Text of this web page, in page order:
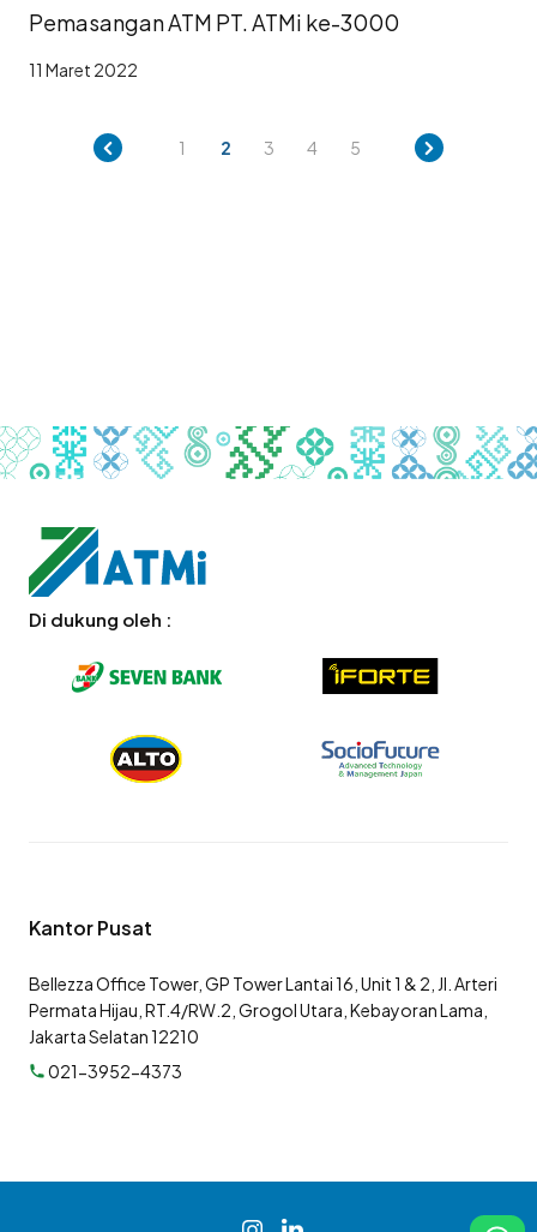
Pemasangan ATM PT. ATMi ke-3000
11 Maret 2022
1 2 3 4 5
Di dukung oleh :
Kantor Pusat
Bellezza Office Tower, GP Tower Lantai 16, Unit 1 & 2, Jl. Arteri
Permata Hijau, RT.4/RW.2, Grogol Utara, Kebayoran Lama,
Jakarta Selatan 12210
021-3952-4373